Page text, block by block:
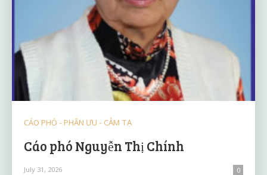
CÁO PHÓ - PHÂN ƯU - CẢM TẠ
Cáo phó Nguyễn Thị Chính
July 31, 2026 0